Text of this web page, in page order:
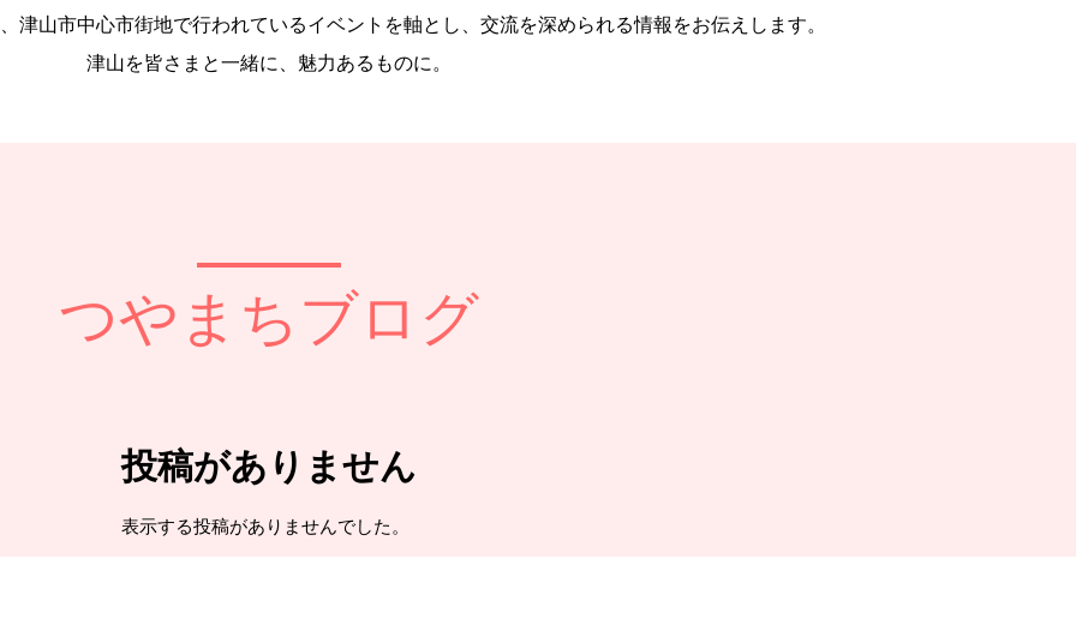
津山市中心市街地で行われているイベントを軸とし、交流を深められる情報をお伝えします。
津山を皆さまと一緒に、魅力あるものに。
つやまちブログ
投稿がありません
表示する投稿がありませんでした。